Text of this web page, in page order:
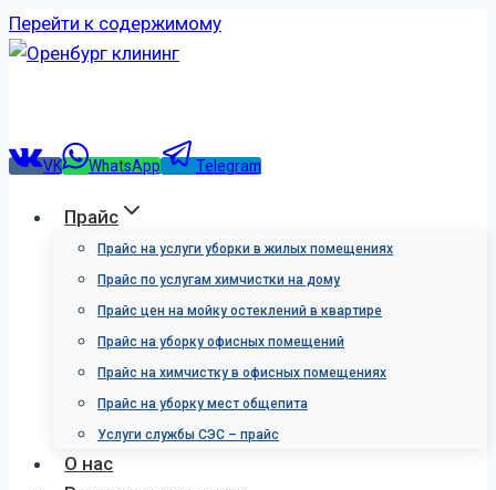
Перейти к содержимому
VK WhatsApp Telegram
Прайс
Прайс на услуги уборки в жилых помещениях
Прайс по услугам химчистки на дому
Прайс цен на мойку остеклений в квартире
Прайс на уборку офисных помещений
Прайс на химчистку в офисных помещениях
Прайс на уборку мест общепита
Услуги службы СЭС – прайс
О нас